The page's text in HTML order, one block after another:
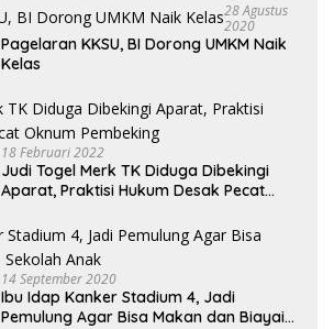
28 Agustus
2020
Pagelaran KKSU, BI Dorong UMKM Naik
Kelas
18 Februari 2022
Judi Togel Merk TK Diduga Dibekingi
Aparat, Praktisi Hukum Desak Pecat
14 September 2020
Ibu Idap Kanker Stadium 4, Jadi
Pemulung Agar Bisa Makan dan Biayai